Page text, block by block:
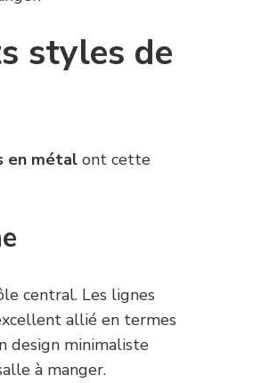
styles de
en métal ont cette
central. Les lignes
allié en termes
design minimaliste
à manger.